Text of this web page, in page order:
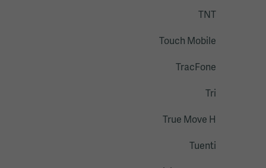
TNT
Touch Mobile
TracFone
Tri
True Move H
Tuenti